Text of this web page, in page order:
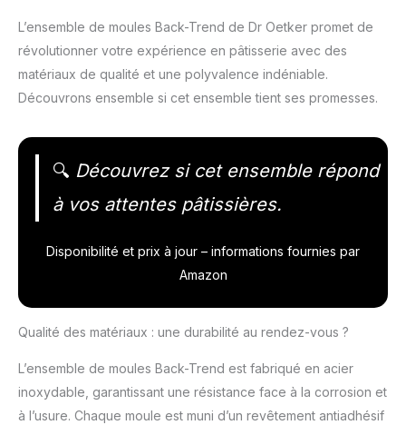
L’ensemble de moules Back-Trend de Dr Oetker promet de
révolutionner votre expérience en pâtisserie avec des
matériaux de qualité et une polyvalence indéniable.
Découvrons ensemble si cet ensemble tient ses promesses.
🔍 Découvrez si cet ensemble répond
à vos attentes pâtissières.
Disponibilité et prix à jour – informations fournies par
Amazon
Qualité des matériaux : une durabilité au rendez-vous ?
L’ensemble de moules Back-Trend est fabriqué en acier
inoxydable, garantissant une résistance face à la corrosion et
à l’usure. Chaque moule est muni d’un revêtement antiadhésif